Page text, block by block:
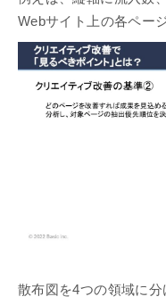
Webサイト上の各ペー
散布図を4つの領域に